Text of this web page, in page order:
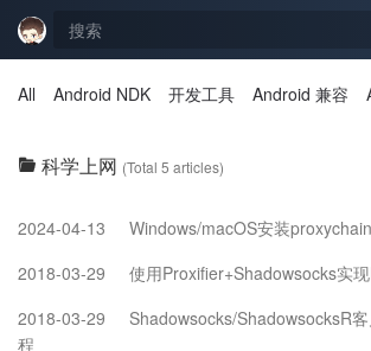
All
Android NDK 开发工具 Android 兼容
科学上网 (Total 5 articles)
2024-04-13
Windows/macOS安装
2018-03-29
使用Proxifier+Shadowsocks实
2018-03-29
Shadowsocks/ShadowsocksR
程